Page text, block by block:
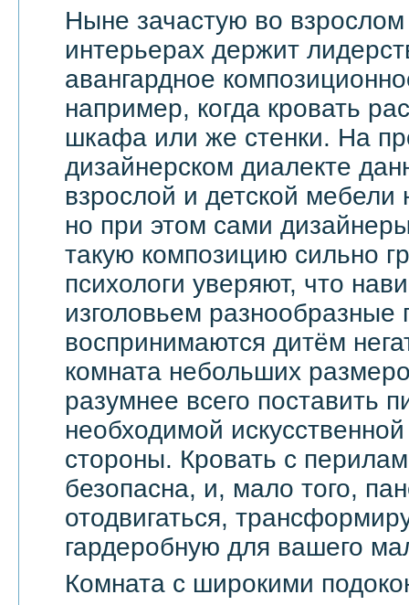
Ныне зачастую во
интерьерах держит
авангардное
например, когда кровать
шкафа или же стенки. На
дизайнерском диалекте
взрослой и детской
но при этом сами
такую композицию сильно
психологи уверяют, что
изголовьем разнообразные
воспринимаются дитём
комната небольших
разумнее всего поставить
необходимой
стороны. Кровать с
безопасна, и, мало того,
отодвигаться,
гардеробную для вашего
Комната с широкими